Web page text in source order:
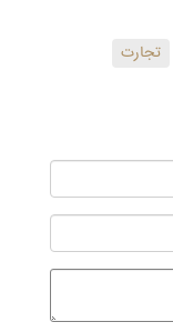
تجارت